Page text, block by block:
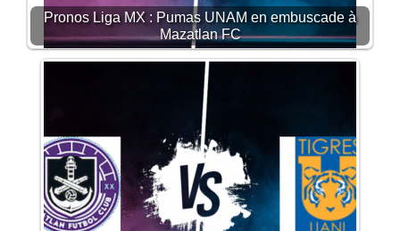
Pronos Liga MX : Pumas UNAM en embuscade à
Mazatlan FC